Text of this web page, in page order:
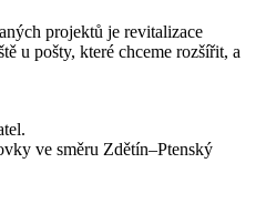
projektů je revitalizace
u pošty, které chceme rozšířit, a
ve směru Zdětín–Ptenský